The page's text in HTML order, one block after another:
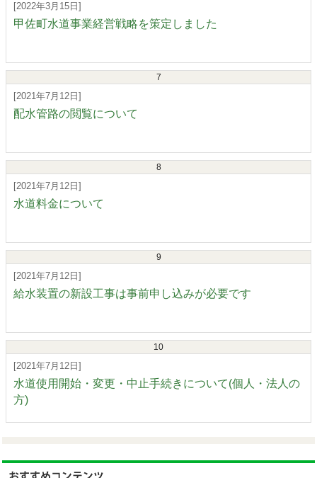
[2022年3月15日]
甲佐町水道事業経営戦略を策定しました
7
[2021年7月12日]
配水管路の閲覧について
8
[2021年7月12日]
水道料金について
9
[2021年7月12日]
給水装置の新設工事は事前申し込みが必要です
10
[2021年7月12日]
水道使用開始・変更・中止手続きについて(個人・法人の
方)